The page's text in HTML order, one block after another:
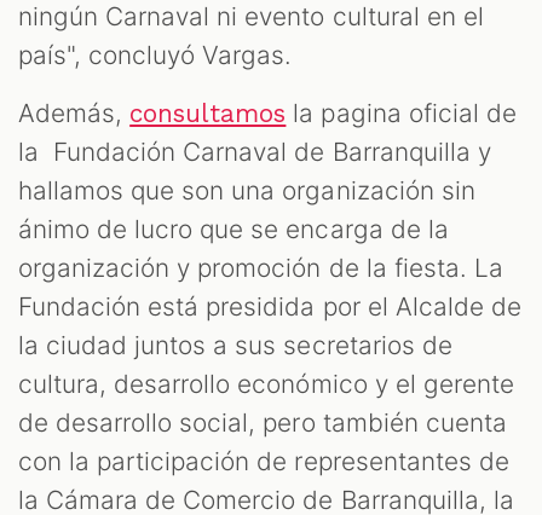
ningún Carnaval ni evento cultural en el
país", concluyó Vargas.
Además, consultamos la pagina oficial de
la Fundación Carnaval de Barranquilla y
hallamos que son una organización sin
ánimo de lucro que se encarga de la
organización y promoción de la fiesta. La
Fundación está presidida por el Alcalde de
la ciudad juntos a sus secretarios de
cultura, desarrollo económico y el gerente
de desarrollo social, pero también cuenta
con la participación de representantes de
la Cámara de Comercio de Barranquilla, la